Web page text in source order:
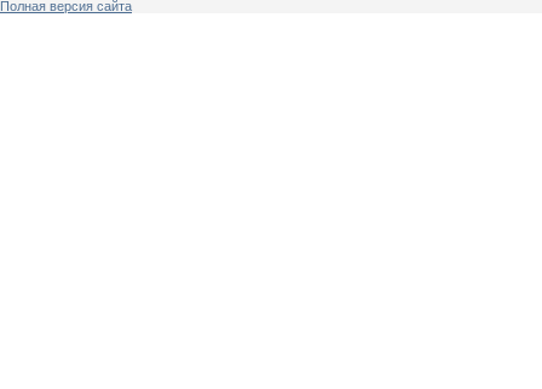
Полная версия сайта